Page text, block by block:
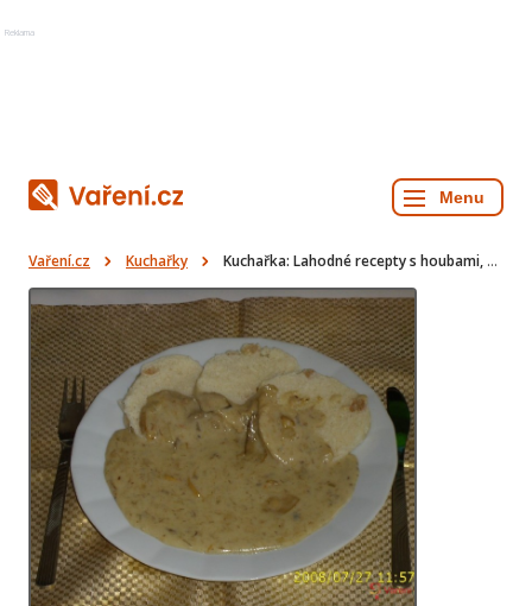
Reklama
Vaření.cz Kuchařky Kuchařka: Lahodné recepty s houbami, dortíkem a kuřecím švejžužu